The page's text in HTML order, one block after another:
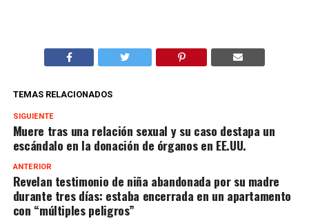
TEMAS RELACIONADOS
SIGUIENTE
Muere tras una relación sexual y su caso destapa un
escándalo en la donación de órganos en EE.UU.
ANTERIOR
Revelan testimonio de niña abandonada por su madre
durante tres días: estaba encerrada en un apartamento
con “múltiples peligros”